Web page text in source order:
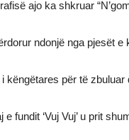
ajo ka shkruar
ndonjë nga pjesët e
këngëtares për të
fundit ‘Vuj Vuj’ u prit